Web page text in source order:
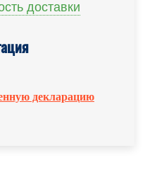
доставки
декларацию